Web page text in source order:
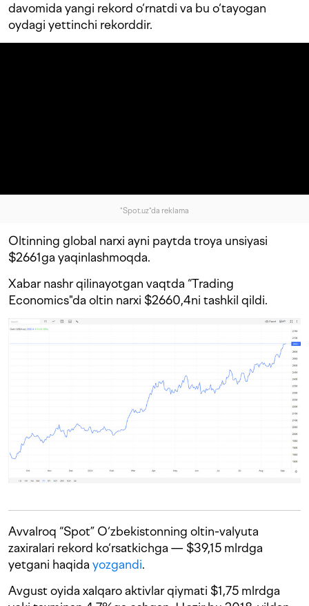
davomida yangi rekord o‘rnatdi va bu o‘tayogan
oydagi yettinchi rekorddir.
"Spot.uz"da reklama
Oltinning global narxi ayni paytda troya unsiyasi
$2661ga yaqinlashmoqda.
Xabar nashr qilinayotgan vaqtda “Trading
Economics"da oltin narxi $2660,4ni tashkil qildi.
Avvalroq “Spot” O‘zbekistonning oltin-valyuta
zaxiralari rekord ko‘rsatkichga — $39,15 mlrdga
yetgani haqida yozgandi.
Avgust oyida xalqaro aktivlar qiymati $1,75 mlrdga